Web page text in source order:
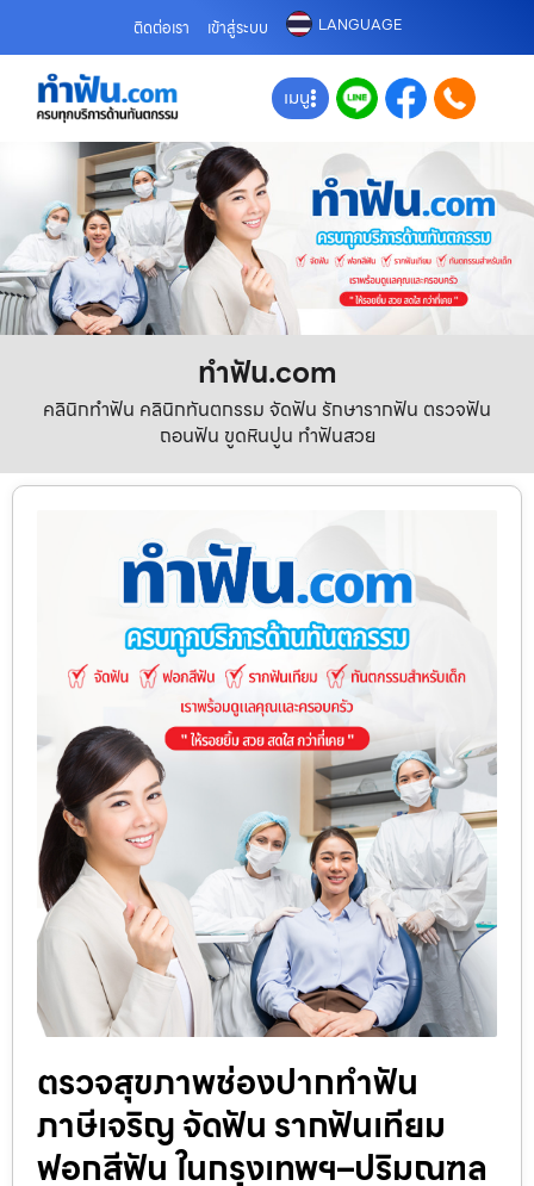
ติดต่อเรา เข้าสู่ระบบ LANGUAGE
เมนู
ทําฟัน.com
คลินิกทำฟัน คลินิกทันตกรรม จัดฟัน รักษารากฟัน ตรวจฟัน
ถอนฟัน ขูดหินปูน ทำฟันสวย
ตรวจสุขภาพช่องปากทำฟัน
ภาษีเจริญ จัดฟัน รากฟันเทียม
ฟอกสีฟัน ในกรุงเทพฯ–ปริมณฑล